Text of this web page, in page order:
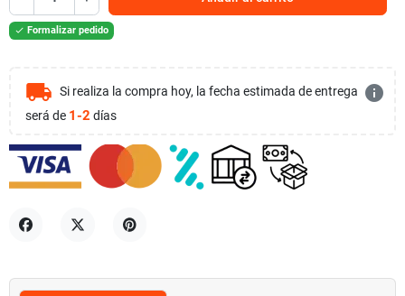
 Formalizar pedido
local_shipping Si realiza la compra hoy, la fecha estimada de entrega
será de 1-2 días
info